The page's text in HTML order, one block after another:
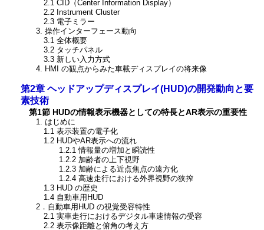
2.1 CID（Center Information Display）
2.2 Instrument Cluster
2.3 電子ミラー
3. 操作インターフェース動向
3.1 全体概要
3.2 タッチパネル
3.3 新しい入力方式
4. HMI の観点からみた車載ディスプレイの将来像
第2章 ヘッドアップディスプレイ(HUD)の開発動向と要
素技術
第1節 HUDの情報表示機器としての特長とAR表示の重要性
1. はじめに
1.1 表示装置の電子化
1.2 HUDやAR表示への流れ
1.2.1 情報量の増加と瞬読性
1.2.2 加齢者の上下視野
1.2.3 加齢による近点焦点の遠方化
1.2.4 高速走行における外界視野の狭搾
1.3 HUD の歴史
1.4 自動車用HUD
2．自動車用HUD の視覚受容特性
2.1 実車走行におけるデジタル車速情報の受容
2.2 表示像距離と俯角の考え方